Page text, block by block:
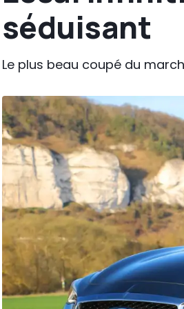
séduisant
Le plus beau coupé du